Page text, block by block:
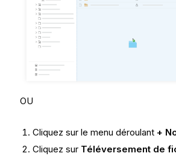
OU
Cliquez sur le menu déroulant +
Cliquez sur Téléversement de